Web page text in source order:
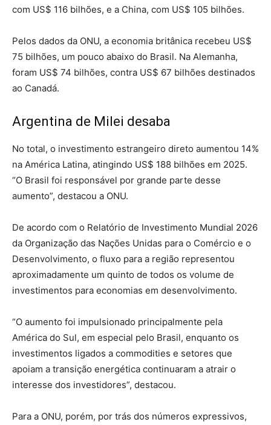
com US$ 116 bilhões, e a China, com US$ 105 bilhões.
Pelos dados da ONU, a economia britânica recebeu US$
75 bilhões, um pouco abaixo do Brasil. Na Alemanha,
foram US$ 74 bilhões, contra US$ 67 bilhões destinados
ao Canadá.
Argentina de Milei desaba
No total, o investimento estrangeiro direto aumentou 14%
na América Latina, atingindo US$ 188 bilhões em 2025.
“O Brasil foi responsável por grande parte desse
aumento”, destacou a ONU.
De acordo com o Relatório de Investimento Mundial 2026
da Organização das Nações Unidas para o Comércio e o
Desenvolvimento, o fluxo para a região representou
aproximadamente um quinto de todos os volume de
investimentos para economias em desenvolvimento.
“O aumento foi impulsionado principalmente pela
América do Sul, em especial pelo Brasil, enquanto os
investimentos ligados a commodities e setores que
apoiam a transição energética continuaram a atrair o
interesse dos investidores”, destacou.
Para a ONU, porém, por trás dos números expressivos,